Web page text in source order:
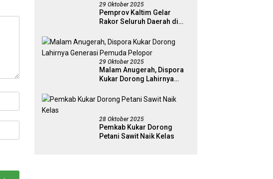
29 Oktober 2025
Pemprov Kaltim Gelar
Rakor Seluruh Daerah di
29 Oktober 2025
Malam Anugerah, Dispora
Kukar Dorong Lahirnya
28 Oktober 2025
Pemkab Kukar Dorong
Petani Sawit Naik Kelas